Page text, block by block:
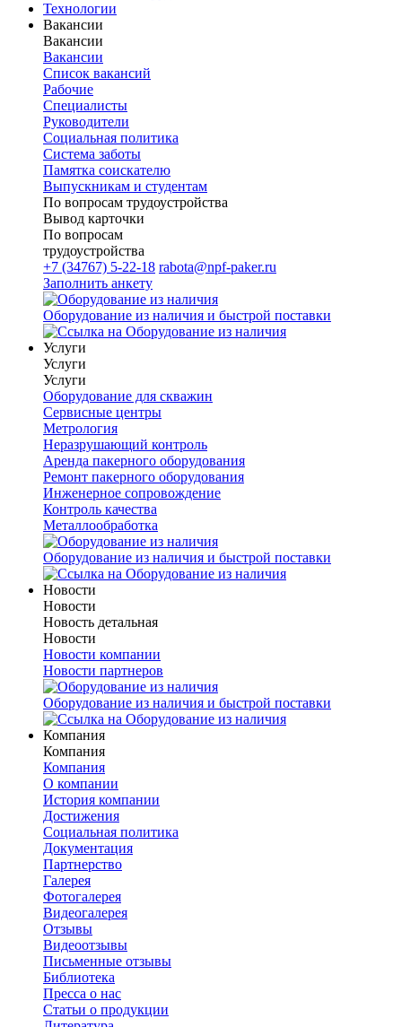
Технологии
Вакансии
Вакансии
Вакансии
Список вакансий
Рабочие
Специалисты
Руководители
Cоциальная политика
Система заботы
Памятка соискателю
Выпускникам и студентам
По вопросам трудоустройства
Вывод карточки
По вопросам
трудоустройства
+7 (34767) 5-22-18 rabota@npf-paker.ru
Заполнить анкету
Оборудование из наличия и быстрой поставки
Услуги
Услуги
Услуги
Оборудование для скважин
Сервисные центры
Метрология
Неразрушающий контроль
Аренда пакерного оборудования
Ремонт пакерного оборудования
Инженерное сопровождение
Контроль качества
Металлообработка
Оборудование из наличия и быстрой поставки
Новости
Новости
Новость детальная
Новости
Новости компании
Новости партнеров
Оборудование из наличия и быстрой поставки
Компания
Компания
Компания
О компании
История компании
Достижения
Социальная политика
Документация
Партнерство
Галерея
Фотогалерея
Видеогалерея
Отзывы
Видеоотзывы
Письменные отзывы
Библиотека
Пресса о нас
Статьи о продукции